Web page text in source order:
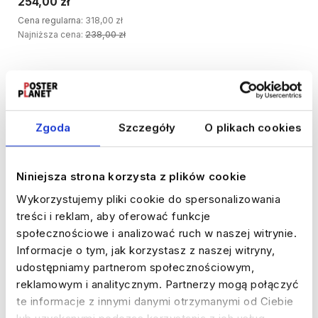
Zgoda Szczegóły O plikach cookies
Niniejsza strona korzysta z plików cookie
Wykorzystujemy pliki cookie do spersonalizowania
treści i reklam, aby oferować funkcje
społecznościowe i analizować ruch w naszej witrynie.
Informacje o tym, jak korzystasz z naszej witryny,
udostępniamy partnerom społecznościowym,
reklamowym i analitycznym. Partnerzy mogą połączyć
te informacje z innymi danymi otrzymanymi od Ciebie
Cena regularna: 318,00 zł
Najniższa cena: 238,00 zł
WYPRZEDAŻ
Zestaw obrazów do salonu -
natura w beżach i błękitach -
wymiary 45x65 cm
WYPRZEDAŻ
pasta e vino, natura, fale -
wymiary 45x65 cm